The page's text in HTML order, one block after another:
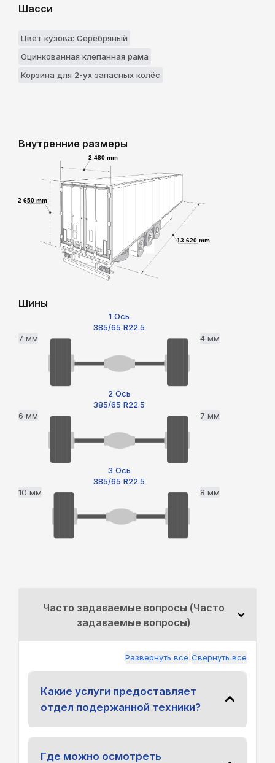
Шасси
Цвет кузова: Серебряный
Оцинкованная клепанная рама
Корзина для 2-ух запасных колёс
Внутренние размеры
2 480 mm
2 650 mm
13 620 mm
Шины
1 Ось
385/65 R22.5
7 мм
4 мм
2 Ось
385/65 R22.5
6 мм
7 мм
3 Ось
385/65 R22.5
10 мм
8 мм
Часто задаваемые вопросы (Часто
задаваемые вопросы)
Развернуть все Свернуть все
Какие услуги предоставляет
отдел подержанной техники?
Где можно осмотреть